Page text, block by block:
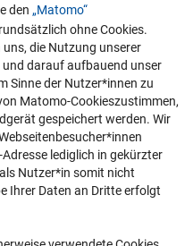
direkt in Ihr Mailpostfach oder
den „Matomo“
ohne Cookies.
die Nutzung unserer
und darauf aufbauend unser
Sinne der Nutzer*innen zu
Matomo-Cookieszustimmen,
gespeichert werden. Wir
lediglich in gekürzter
Nutzer*in somit nicht
Ihrer Daten an Dritte erfolgt